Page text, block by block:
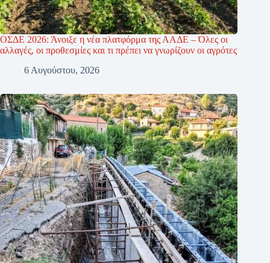
ΟΣΔΕ 2026: Άνοιξε η νέα πλατφόρμα της ΑΑΔΕ – Όλες οι
αλλαγές, οι προθεσμίες και τι πρέπει να γνωρίζουν οι αγρότες
6 Αυγούστου, 2026